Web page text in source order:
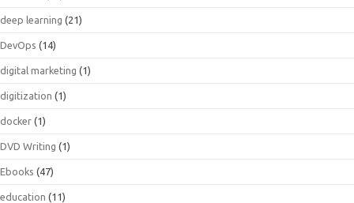
deep learning (21)
DevOps (14)
digital marketing (1)
digitization (1)
docker (1)
DVD Writing (1)
Ebooks (47)
education (11)